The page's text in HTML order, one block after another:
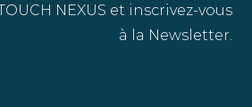
NEXUS et inscrivez-vous
à la Newsletter.